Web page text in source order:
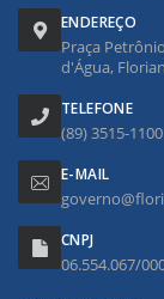
ENDEREÇO
Praça
d'Água,
TELEFONE
(89) 3515-1100
E-MAIL
CNPJ
06.554.067/